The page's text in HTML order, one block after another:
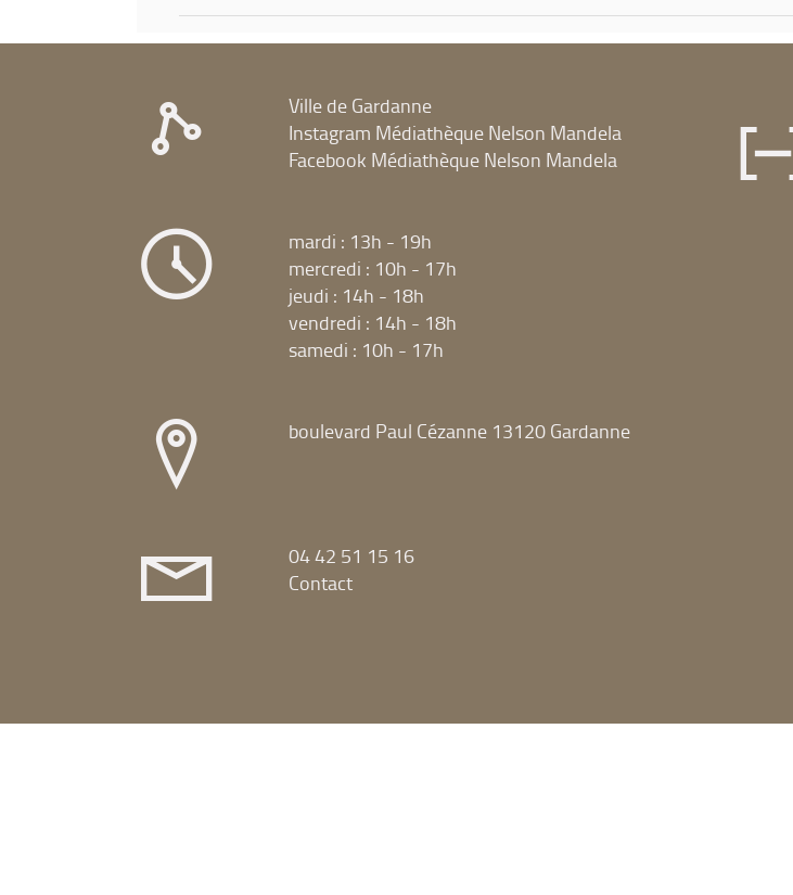
Ville de Gardanne
Instagram Médiathèque Nelson Mandela
Facebook Médiathèque Nelson Mandela
mardi : 13h - 19h
mercredi : 10h - 17h
jeudi : 14h - 18h
vendredi : 14h - 18h
samedi : 10h - 17h
boulevard Paul Cézanne 13120 Gardanne
04 42 51 15 16
Contact